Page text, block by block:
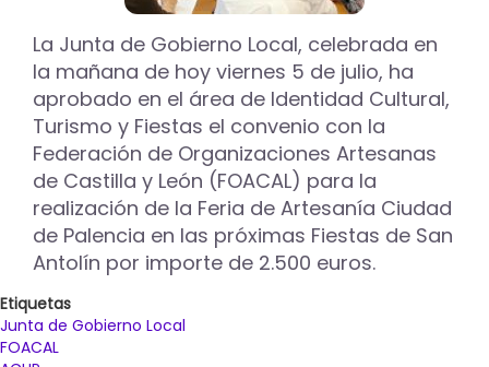
ayudas
al
Tercer
Sector
por
valor
de
125.100
euros
La Junta de Gobierno Local, celebrada en
la mañana de hoy viernes 5 de julio, ha
aprobado en el área de Identidad Cultural,
Turismo y Fiestas el convenio con la
Federación de Organizaciones Artesanas
de Castilla y León (FOACAL) para la
realización de la Feria de Artesanía Ciudad
de Palencia en las próximas Fiestas de San
Antolín por importe de 2.500 euros.
Etiquetas
Junta de Gobierno Local
FOACAL